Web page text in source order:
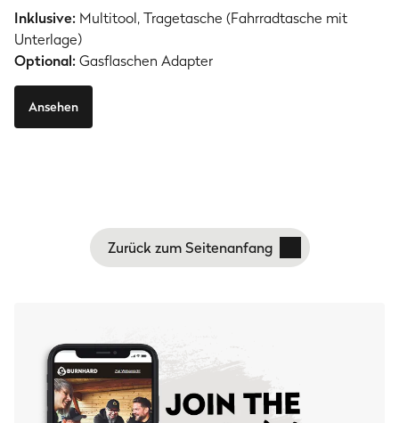
Inklusive: Multitool, Tragetasche (Fahrradtasche mit
Unterlage)
Optional: Gasflaschen Adapter
Ansehen
Zurück zum Seitenanfang